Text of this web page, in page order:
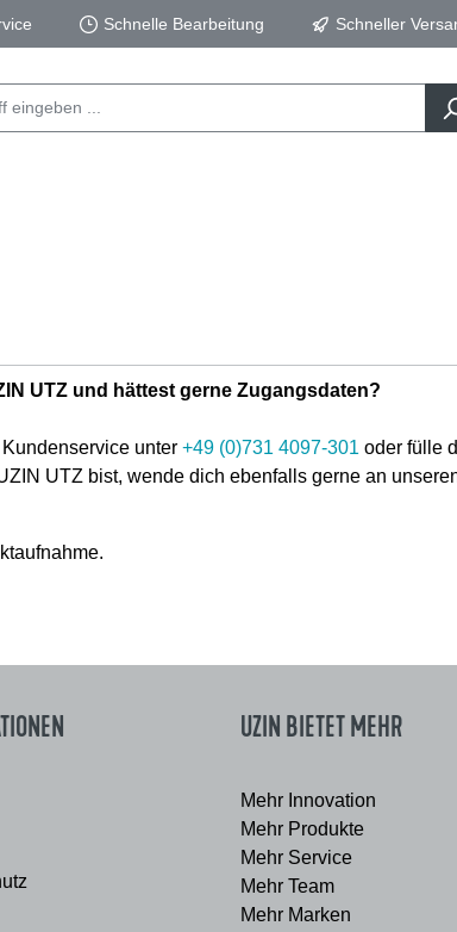
Schnelle Bearbeitung Schneller
UTZ und hättest gerne Zugangsdaten?
unter +49 (0)731 4097-301 oder fülle
UTZ bist, wende dich ebenfalls gerne an
UZIN BIETET MEHR
Mehr Innovation
Mehr Produkte
Mehr Service
Mehr Team
Mehr Marken